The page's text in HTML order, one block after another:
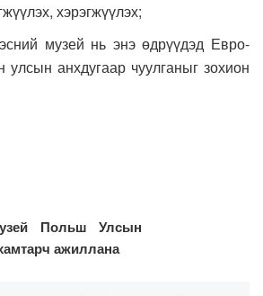
хэрэгжүүлэх;
музей нь энэ өдрүүдэд Евро-
анхдугаар чуулганыг зохион
Польш Улсын
ажиллана